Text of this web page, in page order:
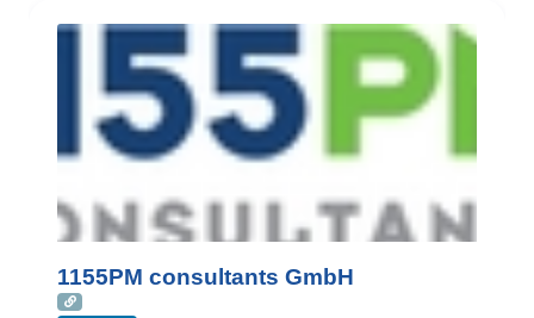
1155PM consultants GmbH